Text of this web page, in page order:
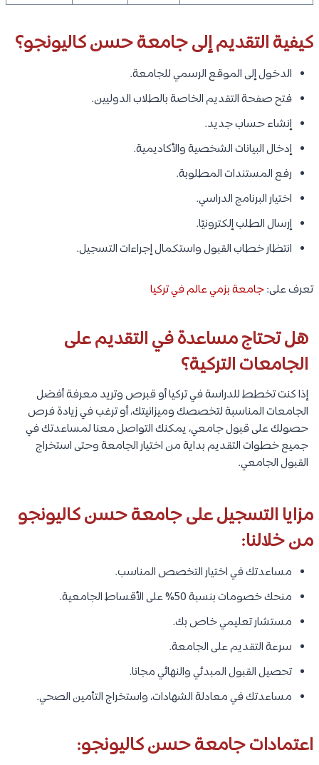
كيفية التقديم إلى جامعة حسن كاليونجو؟
الدخول إلى الموقع الرسمي للجامعة.
فتح صفحة التقديم الخاصة بالطلاب الدوليين.
إنشاء حساب جديد.
إدخال البيانات الشخصية والأكاديمية.
رفع المستندات المطلوبة.
اختيار البرنامج الدراسي.
إرسال الطلب إلكترونيًا.
انتظار خطاب القبول واستكمال إجراءات التسجيل.
تعرف على:جامعة بزمي عالم في تركيا
هل تحتاج مساعدة في التقديم على
الجامعات التركية؟
إذا كنت تخطط للدراسة في تركيا أو قبرص وتريد معرفة أفضل
الجامعات المناسبة لتخصصك وميزانيتك، أو ترغب في زيادة فرص
حصولك على قبول جامعي، يمكنك التواصل معنا لمساعدتك في
جميع خطوات التقديم بداية من اختيار الجامعة وحتى استخراج
القبول الجامعي.
مزايا التسجيل على جامعة حسن كاليونجو
من خلالنا:
مساعدتك في اختيار التخصص المناسب.
منحك خصومات بنسبة 50% على الأقساط الجامعية.
مستشار تعليمي خاص بك.
سرعة التقديم على الجامعة.
تحصيل القبول المبدئي والنهائي مجانا.
مساعدتك في معادلة الشهادات، واستخراج التأمين الصحي.
اعتمادات جامعة حسن كاليونجو: